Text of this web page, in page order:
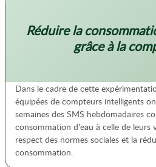
Réduire la
grâce à la
Dans le cadre de cette
équipées de compteurs intelligents
semaines des SMS hebdomadaires
consommation d'eau à celle de leurs
respect des normes sociales et la
consommation.